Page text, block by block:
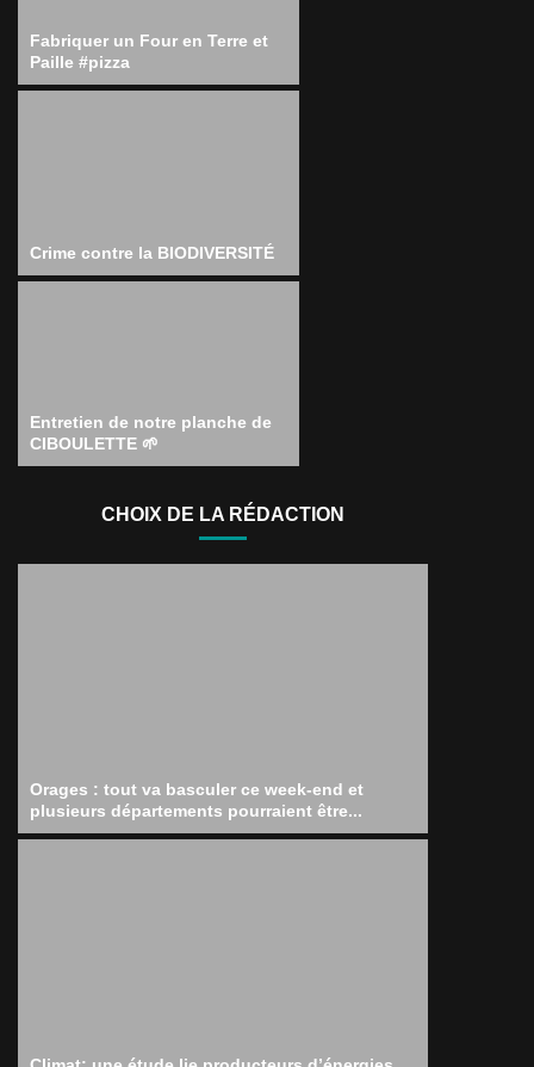
Fabriquer un Four en Terre et
Paille #pizza
Crime contre la BIODIVERSITÉ
Entretien de notre planche de
CIBOULETTE 🌱
CHOIX DE LA RÉDACTION
Orages : tout va basculer ce week-end et
plusieurs départements pourraient être...